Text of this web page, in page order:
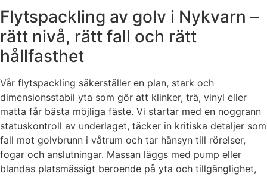
Flytspackling av golv i Nykvarn –
rätt nivå, rätt fall och rätt
hållfasthet
Vår flytspackling säkerställer en plan, stark och
dimensionsstabil yta som gör att klinker, trä, vinyl eller
matta får bästa möjliga fäste. Vi startar med en noggrann
statuskontroll av underlaget, täcker in kritiska detaljer som
fall mot golvbrunn i våtrum och tar hänsyn till rörelser,
fogar och anslutningar. Massan läggs med pump eller
blandas platsmässigt beroende på yta och tillgänglighet,